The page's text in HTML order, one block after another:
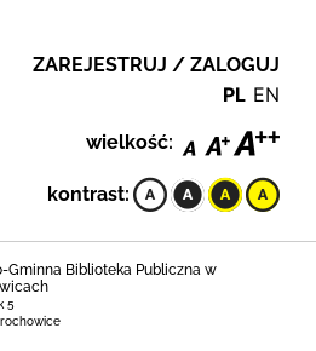
ZAREJESTRUJ / ZALOGUJ
PL EN
wielkość:
kontrast:
Gminna Biblioteka Publiczna w
5